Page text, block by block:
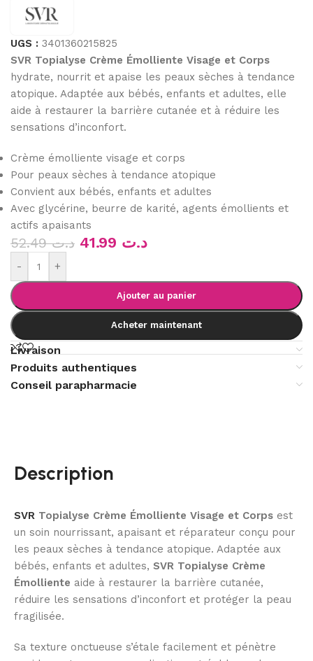
UGS : 3401360215825
SVR Topialyse Crème Émolliente Visage et Corps
hydrate, nourrit et apaise les peaux sèches à tendance
atopique. Adaptée aux bébés, enfants et adultes, elle
aide à restaurer la barrière cutanée et à réduire les
sensations d’inconfort.
Crème émolliente visage et corps
Pour peaux sèches à tendance atopique
Convient aux bébés, enfants et adultes
Avec glycérine, beurre de karité, agents émollients et
actifs apaisants
د.ت52.49 د.ت
- +
Ajouter au panier
Acheter maintenant
Livraison
Produits authentiques
Conseil parapharmacie
Description
SVR Topialyse Crème Émolliente Visage et Corps est
un soin nourrissant, apaisant et réparateur conçu pour
les peaux sèches à tendance atopique. Adaptée aux
bébés, enfants et adultes, SVR Topialyse Crème
Émolliente aide à restaurer la barrière cutanée,
réduire les sensations d’inconfort et protéger la peau
fragilisée.
Sa texture onctueuse s’étale facilement et pénètre